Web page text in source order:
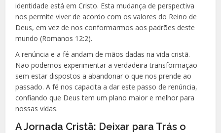
identidade está em Cristo. Esta mudança de perspectiva
nos permite viver de acordo com os valores do Reino de
Deus, em vez de nos conformarmos aos padrões deste
mundo (Romanos 12:2).
A renúncia e a fé andam de mãos dadas na vida cristã.
Não podemos experimentar a verdadeira transformação
sem estar dispostos a abandonar o que nos prende ao
passado. A fé nos capacita a dar este passo de renúncia,
confiando que Deus tem um plano maior e melhor para
nossas vidas.
A Jornada Cristã: Deixar para Trás o